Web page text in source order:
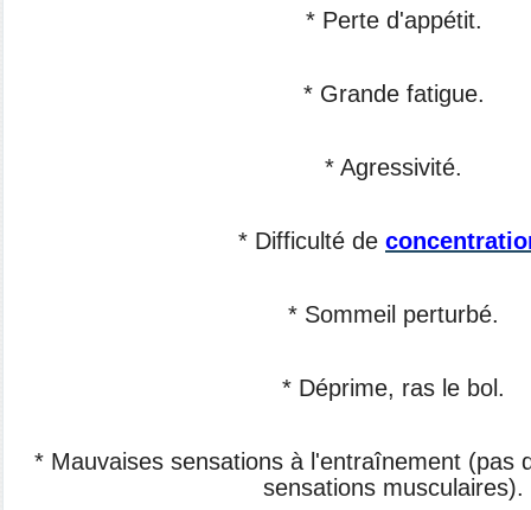
* Perte d'appétit.
* Grande fatigue.
* Agressivité.
* Difficulté de
* Sommeil perturbé.
* Déprime, ras le bol.
* Mauvaises sensations à l'entraînement (pas
sensations musculaires).